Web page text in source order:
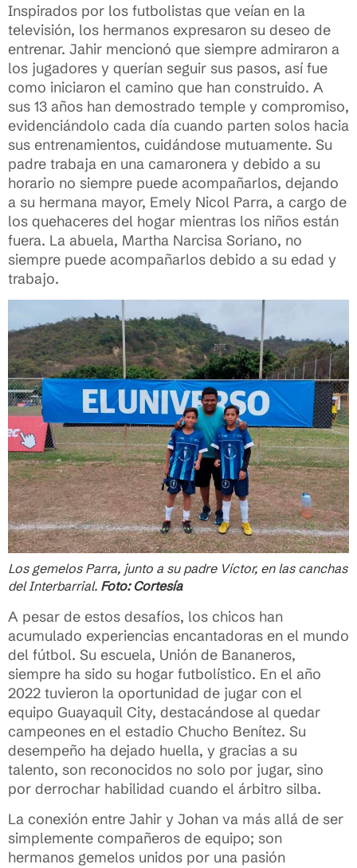
Inspirados por los futbolistas que veían en la
televisión, los hermanos expresaron su deseo de
entrenar. Jahir mencionó que siempre admiraron a
los jugadores y querían seguir sus pasos, así fue
como iniciaron el camino que han construido. A
sus 13 años han demostrado temple y compromiso,
evidenciándolo cada día cuando parten solos hacia
sus entrenamientos, cuidándose mutuamente. Su
padre trabaja en una camaronera y debido a su
horario no siempre puede acompañarlos, dejando
a su hermana mayor, Emely Nicol Parra, a cargo de
los quehaceres del hogar mientras los niños están
fuera. La abuela, Martha Narcisa Soriano, no
siempre puede acompañarlos debido a su edad y
trabajo.
Los gemelos Parra, junto a su padre Víctor, en las canchas
del Interbarrial. Foto: Cortesía
A pesar de estos desafíos, los chicos han
acumulado experiencias encantadoras en el mundo
del fútbol. Su escuela, Unión de Bananeros,
siempre ha sido su hogar futbolístico. En el año
2022 tuvieron la oportunidad de jugar con el
equipo Guayaquil City, destacándose al quedar
campeones en el estadio Chucho Benítez. Su
desempeño ha dejado huella, y gracias a su
talento, son reconocidos no solo por jugar, sino
por derrochar habilidad cuando el árbitro silba.
La conexión entre Jahir y Johan va más allá de ser
simplemente compañeros de equipo; son
hermanos gemelos unidos por una pasión